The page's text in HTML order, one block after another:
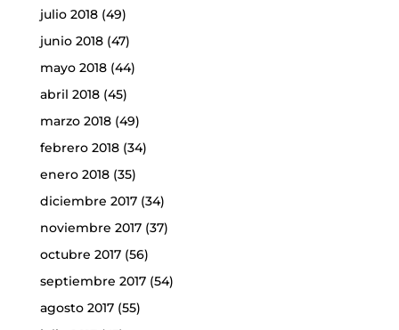
julio 2018(49)
junio 2018(47)
mayo 2018(44)
abril 2018(45)
marzo 2018(49)
febrero 2018(34)
enero 2018(35)
diciembre 2017(34)
noviembre 2017(37)
octubre 2017(56)
septiembre 2017(54)
agosto 2017(55)